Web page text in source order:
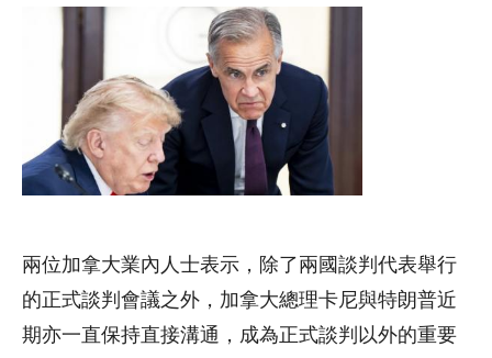
兩位加拿大業內人士表示，除了兩國談判代表舉行
的正式談判會議之外，加拿大總理卡尼與特朗普近
期亦一直保持直接溝通，成為正式談判以外的重要